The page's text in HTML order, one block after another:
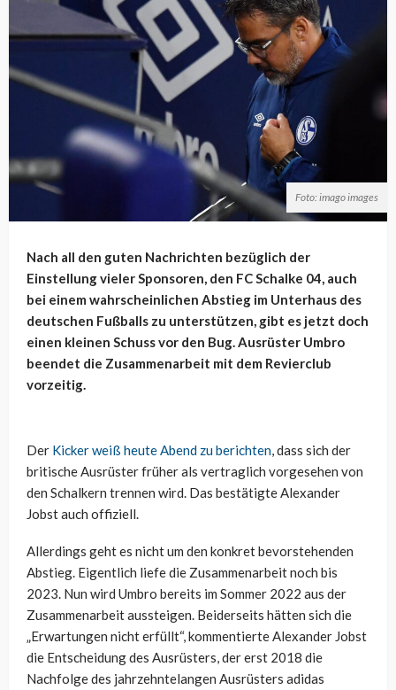
Foto: imago images
Nach all den guten Nachrichten bezüglich der
Einstellung vieler Sponsoren, den FC Schalke 04, auch
bei einem wahrscheinlichen Abstieg im Unterhaus des
deutschen Fußballs zu unterstützen, gibt es jetzt doch
einen kleinen Schuss vor den Bug. Ausrüster Umbro
beendet die Zusammenarbeit mit dem Revierclub
vorzeitig.
Der Kicker weiß heute Abend zu berichten, dass sich der
britische Ausrüster früher als vertraglich vorgesehen von
den Schalkern trennen wird. Das bestätigte Alexander
Jobst auch offiziell.
Allerdings geht es nicht um den konkret bevorstehenden
Abstieg. Eigentlich liefe die Zusammenarbeit noch bis
2023. Nun wird Umbro bereits im Sommer 2022 aus der
Zusammenarbeit aussteigen. Beiderseits hätten sich die
„Erwartungen nicht erfüllt“, kommentierte Alexander Jobst
die Entscheidung des Ausrüsters, der erst 2018 die
Nachfolge des jahrzehntelangen Ausrüsters adidas